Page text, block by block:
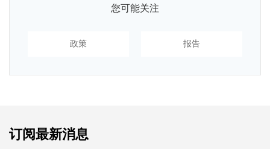
您可能关注
政策 报告
订阅最新消息